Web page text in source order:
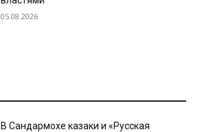
05.08.2026
В Сандармохе казаки и «Русская